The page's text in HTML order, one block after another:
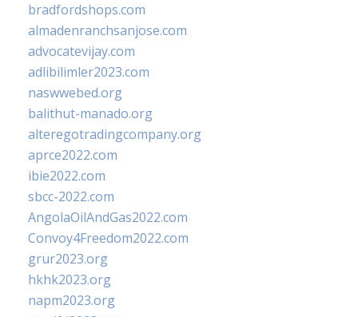
bradfordshops.com
almadenranchsanjose.com
advocatevijay.com
adlibilimler2023.com
naswwebed.org
balithut-manado.org
alteregotradingcompany.org
aprce2022.com
ibie2022.com
sbcc-2022.com
AngolaOilAndGas2022.com
Convoy4Freedom2022.com
grur2023.org
hkhk2023.org
napm2023.org